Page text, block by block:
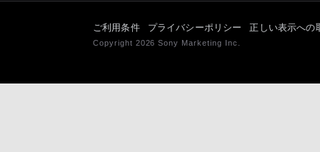
ご利用条件 プライバシーポリシー 正しい表示への
Copyright 2026 Sony Marketing Inc.